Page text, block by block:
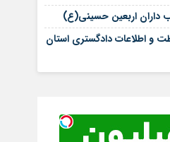
اربعین حسینی(ع)
اطلاعات دادگستری استان